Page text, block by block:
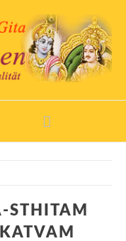
STHITAM